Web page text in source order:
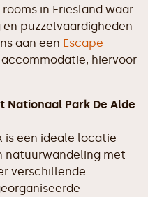
in Friesland waar
puzzelvaardigheden
aan een Escape
hiervoor
Park De Alde
een ideale locatie
natuurwandeling met
verschillende